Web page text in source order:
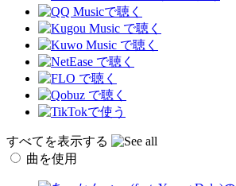
すべてを表示する
曲を使用